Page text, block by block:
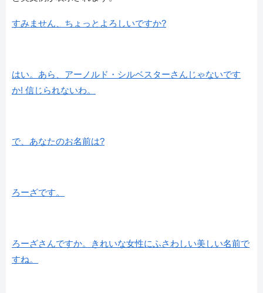
すみません、ちょっとよろしいですか?
はい。あら、アーノルド・シルベスターさんじゃないです
か! 信じられないわ。
で、あなたのお名前は?
ろーざです。
ろーざさんですか。きれいな女性にふさわしい美しい名前で
すね。